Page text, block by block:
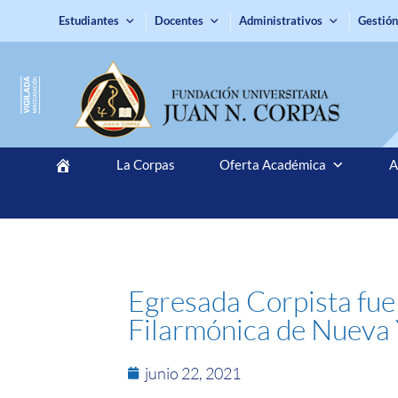
Estudiantes Docentes Administrativos
La Corpas Oferta Académica
Egresada Corpista
Filarmónica de Nueva
junio 22, 2021